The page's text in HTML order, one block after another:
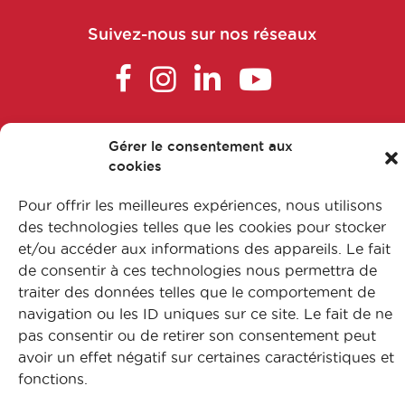
Gérer le consentement aux
cookies
Pour offrir les meilleures expériences, nous utilisons
des technologies telles que les cookies pour stocker
et/ou accéder aux informations des appareils. Le fait
de consentir à ces technologies nous permettra de
traiter des données telles que le comportement de
navigation ou les ID uniques sur ce site. Le fait de ne
pas consentir ou de retirer son consentement peut
avoir un effet négatif sur certaines caractéristiques et
fonctions.
​Chef de gamme
​Chef de produit
Chef de projet / responsable affaires
économiques, Market Access (prix,
santé ou entreprises de santé)
Chef de projet / responsable Health
Economics and Outcomes Research
(HEOR) (en industries de santé ou
entreprises de santé)
Chef de Projet Affaires Médicales
Suivez-nous sur nos réseaux
FAQ
L’apprentissage
Nos formations
Nos métiers
Contactez-nous
Mentions légales
Protection des données
Plan du site